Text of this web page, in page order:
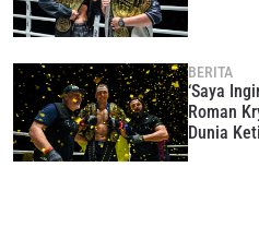
BERITA
‘Saya
Roman
Dunia
IKUTI
Bawa ONE Championship
Daftar sekarang untuk
terbaru, tawaran spesial,
terbaik di gelaran langsung